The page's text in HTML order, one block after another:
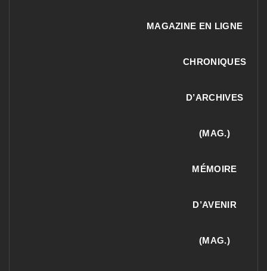
MAGAZINE EN LIGNE
CHRONIQUES
D’ARCHIVES
(MAG.)
MÉMOIRE
D’AVENIR
(MAG.)